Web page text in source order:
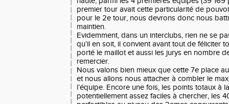
premier tour avait cette particularité de
pour le 2e tour, nous devrons donc nous
maintien.
Evidemment, dans un interclubs, rien ne se
qu’il en soit, il convient avant tout de féliciter
porté le maillot et aussi les jurys en nombre
remercier.
Nous valons bien mieux que cette 7e place
et nous allons nous attacher à combler le
l’équipe. Encore une fois, les points totaux à
potentiellement assez faciles à chercher, les